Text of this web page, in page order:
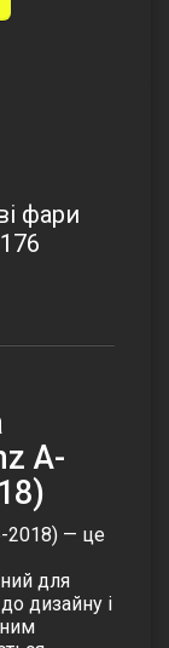
фари
A-
2018) — це
для
дизайну і